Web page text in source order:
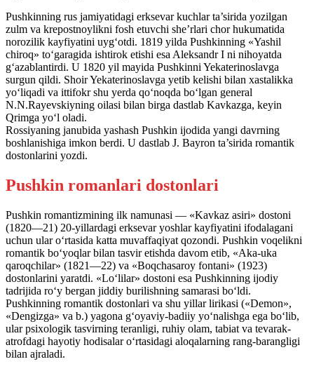
Pushkinning rus jamiyatidagi erksevar kuchlar ta’sirida yozilgan
zulm va krepostnoylikni fosh etuvchi she’rlari chor hukumatida
norozilik kayfiyatini uyg‘otdi. 1819 yilda Pushkinning «Yashil
chiroq» to‘garagida ishtirok etishi esa Aleksandr I ni nihoyatda
g‘azablantirdi. U 1820 yil mayida Pushkinni Yekaterinoslavga
surgun qildi. Shoir Yekaterinoslavga yetib kelishi bilan xastalikka
yo‘liqadi va ittifokr shu yerda qo‘noqda bo‘lgan general
N.N.Rayevskiyning oilasi bilan birga dastlab Kavkazga, keyin
Qrimga yo‘l oladi.
Rossiyaning janubida yashash Pushkin ijodida yangi davrning
boshlanishiga imkon berdi. U dastlab J. Bayron ta’sirida romantik
dostonlarini yozdi.
Pushkin romanlari dostonlari
Pushkin romantizmining ilk namunasi — «Kavkaz asiri» dostoni
(1820—21) 20-yillardagi erksevar yoshlar kayfiyatini ifodalagani
uchun ular o‘rtasida katta muvaffaqiyat qozondi. Pushkin voqelikni
romantik bo‘yoqlar bilan tasvir etishda davom etib, «Aka-uka
qaroqchilar» (1821—22) va «Boqchasaroy fontani» (1923)
dostonlarini yaratdi. «Lo‘lilar» dostoni esa Pushkinning ijodiy
tadrijida ro‘y bergan jiddiy burilishning samarasi bo‘ldi.
Pushkinning romantik dostonlari va shu yillar lirikasi («Demon»,
«Dengizga» va b.) yagona g‘oyaviy-badiiy yo‘nalishga ega bo‘lib,
ular psixologik tasvirning teranligi, ruhiy olam, tabiat va tevarak-
atrofdagi hayotiy hodisalar o‘rtasidagi aloqalarning rang-barangligi
bilan ajraladi.